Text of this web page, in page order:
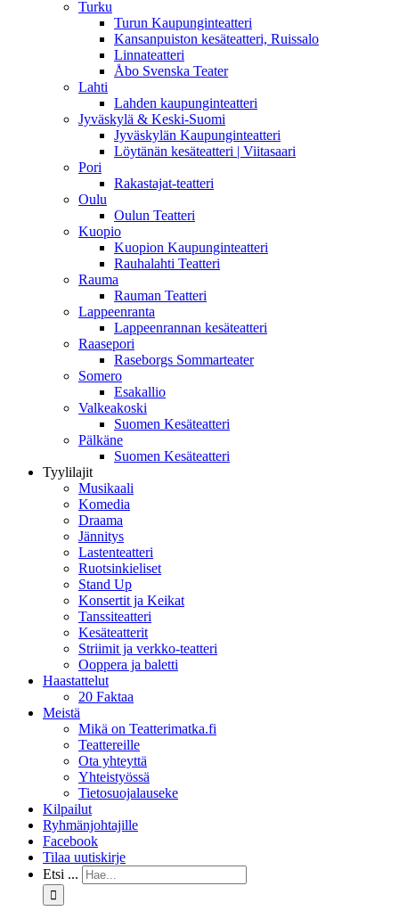
Turku
Turun Kaupunginteatteri
Kansanpuiston kesäteatteri, Ruissalo
Linnateatteri
Åbo Svenska Teater
Lahti
Lahden kaupunginteatteri
Jyväskylä & Keski-Suomi
Jyväskylän Kaupunginteatteri
Löytänän kesäteatteri | Viitasaari
Pori
Rakastajat-teatteri
Oulu
Oulun Teatteri
Kuopio
Kuopion Kaupunginteatteri
Rauhalahti Teatteri
Rauma
Rauman Teatteri
Lappeenranta
Lappeenrannan kesäteatteri
Raasepori
Raseborgs Sommarteater
Somero
Esakallio
Valkeakoski
Suomen Kesäteatteri
Pälkäne
Suomen Kesäteatteri
Tyylilajit
Musikaali
Komedia
Draama
Jännitys
Lastenteatteri
Ruotsinkieliset
Stand Up
Konsertit ja Keikat
Tanssiteatteri
Kesäteatterit
Striimit ja verkko-teatteri
Ooppera ja baletti
Haastattelut
20 Faktaa
Meistä
Mikä on Teatterimatka.fi
Teattereille
Ota yhteyttä
Yhteistyössä
Tietosuojalauseke
Kilpailut
Ryhmänjohtajille
Facebook
Tilaa uutiskirje
Etsi ...